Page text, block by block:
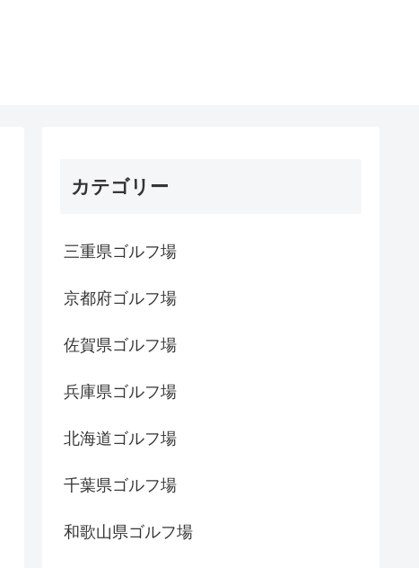
カテゴリー
三重県ゴルフ場
京都府ゴルフ場
佐賀県ゴルフ場
兵庫県ゴルフ場
北海道ゴルフ場
千葉県ゴルフ場
和歌山県ゴルフ場